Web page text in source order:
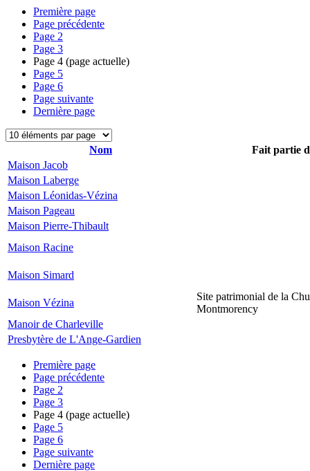
Première page
Page précédente
Page 2
Page 3
Page 4 (page actuelle)
Page 5
Page 6
Page suivante
Dernière page
Nom
Fait partie
Maison Jacob
Maison Laberge
Maison Léonidas-Vézina
Maison Pageau
Maison Pierre-Thibault
Maison Racine
Maison Simard
Maison Vézina
Site patrimonial de la
Montmorency
Manoir de Charleville
Presbytère de L'Ange-Gardien
Première page
Page précédente
Page 2
Page 3
Page 4 (page actuelle)
Page 5
Page 6
Page suivante
Dernière page